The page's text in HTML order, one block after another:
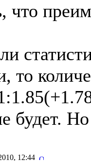
что
то
будет.
12:44